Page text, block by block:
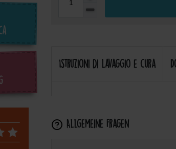
Istruzioni di lavaggio e cura
Allgemeine Fragen